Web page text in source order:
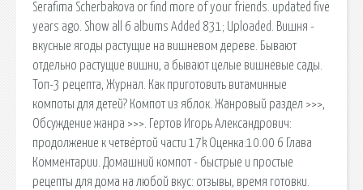
Serafima Scherbakova or find more of your friends. updated five
years ago. Show all 6 albums Added 831; Uploaded. Вишня -
вкусные ягоды растущие на вишневом дереве. Бывают
отдельно растущие вишни, а бывают целые вишневые сады.
Топ-3 рецепта, Журнал. Как приготовить витаминные
компоты для детей? Компот из яблок. Жанровый раздел >>>,
Обсуждение жанра >>>. Гертов Игорь Александрович:
продолжение к четвёртой части 17k Оценка:10.00 6 Глава
Комментарии. Домашний компот - быстрые и простые
рецепты для дома на любой вкус: отзывы, время готовки.